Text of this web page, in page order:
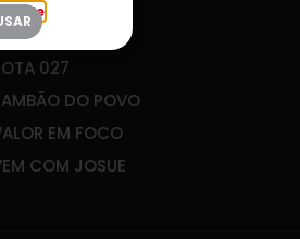
SOCIAL
027
DO POVO
EM FOCO
COM JOSUE